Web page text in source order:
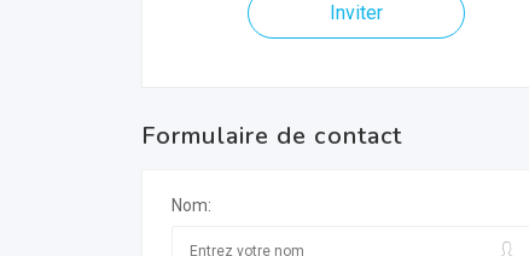
Inviter
Formulaire de contact
Nom: